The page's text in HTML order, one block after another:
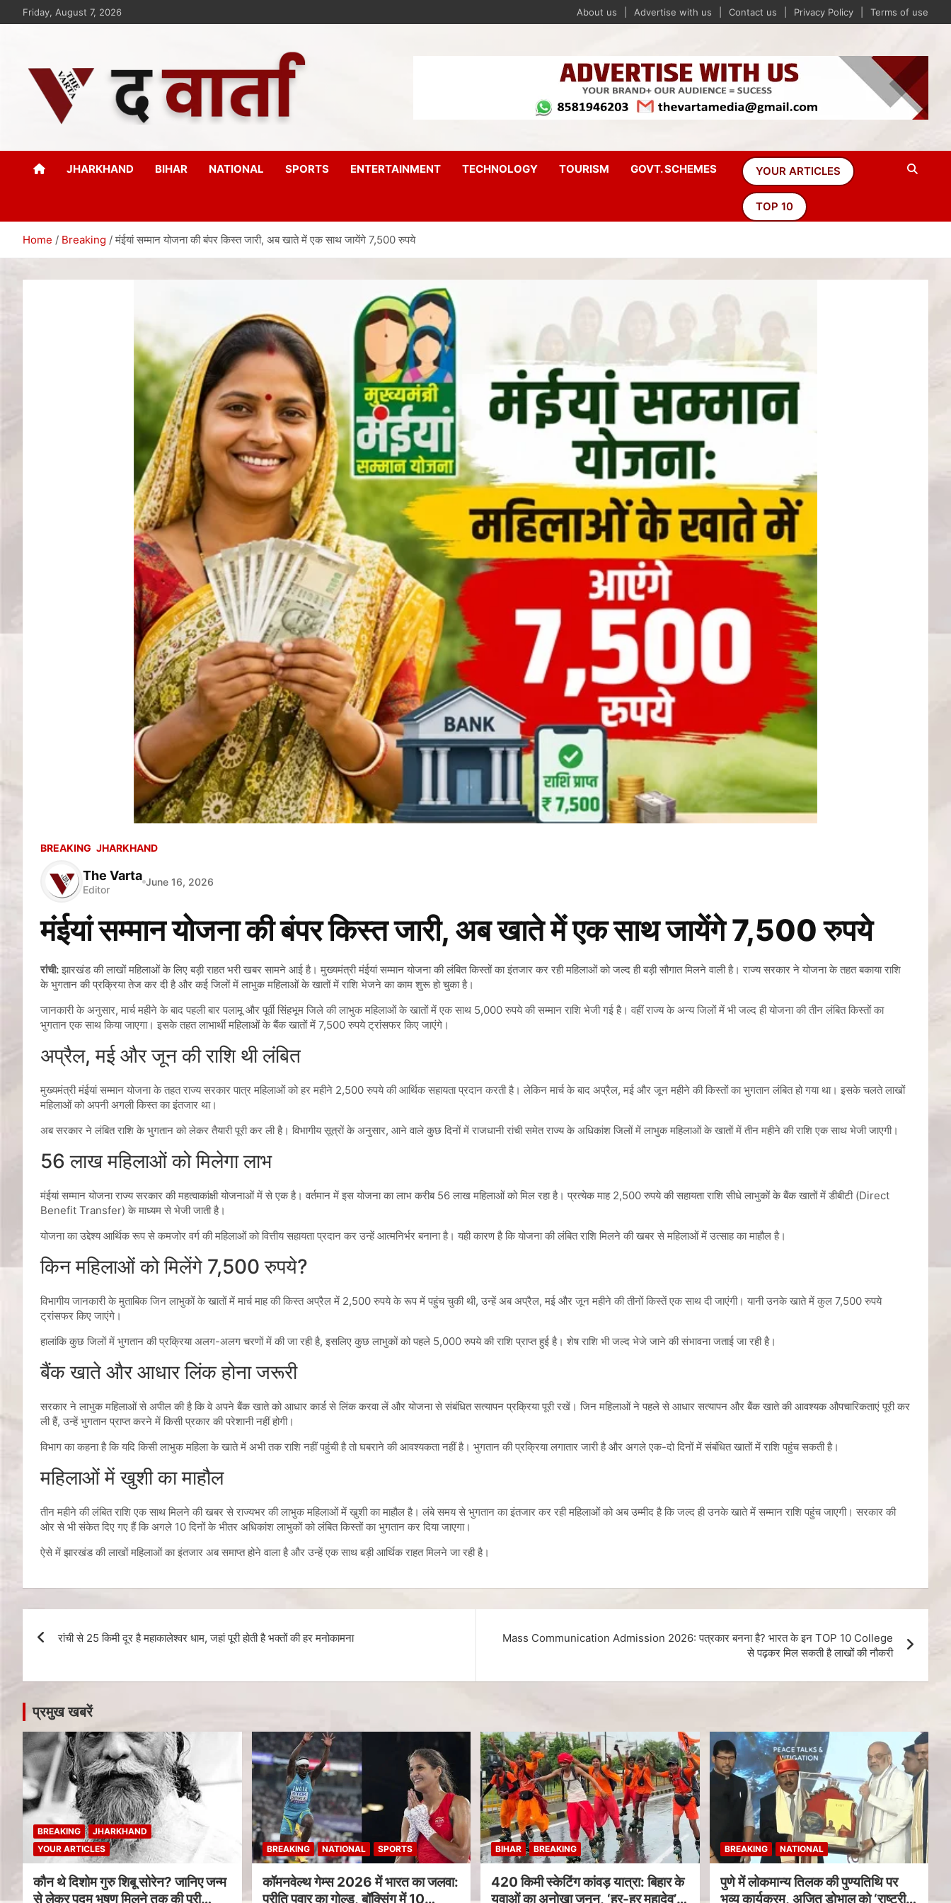
Friday, August 7, 2026 About us Advertise with us Contact us Privacy Policy Terms of use
The Varta
JHARKHAND BIHAR NATIONAL SPORTS ENTERTAINMENT TECHNOLOGY TOURISM GOVT. SCHEMES YOUR ARTICLES
TOP 10
Home Breaking मंईयां सम्मान योजना की बंपर किस्त जारी, अब खाते में एक साथ जायेंगे 7,500 रुपये
BREAKING JHARKHAND
The Varta
Editor
June 16, 2026
मंईयां सम्मान योजना की बंपर किस्त जारी, अब खाते में एक साथ जायेंगे 7,500 रुपये
रांची:झारखंड की लाखों महिलाओं के लिए बड़ी राहत भरी खबर सामने आई है। मुख्यमंत्री मंईयां सम्मान योजना की लंबित किस्तों का इंतजार कर रही महिलाओं को जल्द ही बड़ी सौगात मिलने वाली है। राज्य सरकार ने योजना के तहत बकाया राशि
के भुगतान की प्रक्रिया तेज कर दी है और कई जिलों में लाभुक महिलाओं के खातों में राशि भेजने का काम शुरू हो चुका है।
जानकारी के अनुसार, मार्च महीने के बाद पहली बार पलामू और पूर्वी सिंहभूम जिले की लाभुक महिलाओं के खातों में एक साथ 5,000 रुपये की सम्मान राशि भेजी गई है। वहीं राज्य के अन्य जिलों में भी जल्द ही योजना की तीन लंबित किस्तों का
भुगतान एक साथ किया जाएगा। इसके तहत लाभार्थी महिलाओं के बैंक खातों में 7,500 रुपये ट्रांसफर किए जाएंगे।
अप्रैल, मई और जून की राशि थी लंबित
मुख्यमंत्री मंईयां सम्मान योजना के तहत राज्य सरकार पात्र महिलाओं को हर महीने 2,500 रुपये की आर्थिक सहायता प्रदान करती है। लेकिन मार्च के बाद अप्रैल, मई और जून महीने की किस्तों का भुगतान लंबित हो गया था। इसके चलते लाखों
महिलाओं को अपनी अगली किस्त का इंतजार था।
अब सरकार ने लंबित राशि के भुगतान को लेकर तैयारी पूरी कर ली है। विभागीय सूत्रों के अनुसार, आने वाले कुछ दिनों में राजधानी रांची समेत राज्य के अधिकांश जिलों में लाभुक महिलाओं के खातों में तीन महीने की राशि एक साथ भेजी जाएगी।
56 लाख महिलाओं को मिलेगा लाभ
मंईयां सम्मान योजना राज्य सरकार की महत्वाकांक्षी योजनाओं में से एक है। वर्तमान में इस योजना का लाभ करीब 56 लाख महिलाओं को मिल रहा है। प्रत्येक माह 2,500 रुपये की सहायता राशि सीधे लाभुकों के बैंक खातों में डीबीटी (Direct
Benefit Transfer) के माध्यम से भेजी जाती है।
योजना का उद्देश्य आर्थिक रूप से कमजोर वर्ग की महिलाओं को वित्तीय सहायता प्रदान कर उन्हें आत्मनिर्भर बनाना है। यही कारण है कि योजना की लंबित राशि मिलने की खबर से महिलाओं में उत्साह का माहौल है।
किन महिलाओं को मिलेंगे 7,500 रुपये?
विभागीय जानकारी के मुताबिक जिन लाभुकों के खातों में मार्च माह की किस्त अप्रैल में 2,500 रुपये के रूप में पहुंच चुकी थी, उन्हें अब अप्रैल, मई और जून महीने की तीनों किस्तें एक साथ दी जाएंगी। यानी उनके खाते में कुल 7,500 रुपये
ट्रांसफर किए जाएंगे।
हालांकि कुछ जिलों में भुगतान की प्रक्रिया अलग-अलग चरणों में की जा रही है, इसलिए कुछ लाभुकों को पहले 5,000 रुपये की राशि प्राप्त हुई है। शेष राशि भी जल्द भेजे जाने की संभावना जताई जा रही है।
बैंक खाते और आधार लिंक होना जरूरी
सरकार ने लाभुक महिलाओं से अपील की है कि वे अपने बैंक खाते को आधार कार्ड से लिंक करवा लें और योजना से संबंधित सत्यापन प्रक्रिया पूरी रखें। जिन महिलाओं ने पहले से आधार सत्यापन और बैंक खाते की आवश्यक औपचारिकताएं पूरी कर
ली हैं, उन्हें भुगतान प्राप्त करने में किसी प्रकार की परेशानी नहीं होगी।
विभाग का कहना है कि यदि किसी लाभुक महिला के खाते में अभी तक राशि नहीं पहुंची है तो घबराने की आवश्यकता नहीं है। भुगतान की प्रक्रिया लगातार जारी है और अगले एक-दो दिनों में संबंधित खातों में राशि पहुंच सकती है।
महिलाओं में खुशी का माहौल
तीन महीने की लंबित राशि एक साथ मिलने की खबर से राज्यभर की लाभुक महिलाओं में खुशी का माहौल है। लंबे समय से भुगतान का इंतजार कर रही महिलाओं को अब उम्मीद है कि जल्द ही उनके खाते में सम्मान राशि पहुंच जाएगी। सरकार की
ओर से भी संकेत दिए गए हैं कि अगले 10 दिनों के भीतर अधिकांश लाभुकों को लंबित किस्तों का भुगतान कर दिया जाएगा।
ऐसे में झारखंड की लाखों महिलाओं का इंतजार अब समाप्त होने वाला है और उन्हें एक साथ बड़ी आर्थिक राहत मिलने जा रही है।
रांची से 25 किमी दूर है महाकालेश्वर धाम, जहां पूरी होती है भक्तों की हर मनोकामना
Mass Communication Admission 2026: पत्रकार बनना है? भारत के इन TOP 10 College
से पढ़कर मिल सकती है लाखों की नौकरी
प्रमुख खबरें
BREAKING
JHARKHAND
YOUR ARTICLES
कौन थे दिशोम गुरु शिबू सोरेन? जानिए जन्म
से लेकर पद्म भूषण मिलने तक की पूरी
BREAKING NATIONAL SPORTS
कॉमनवेल्थ गेम्स 2026 में भारत का जलवा:
प्रीति पवार का गोल्ड, बॉक्सिंग में 10
BIHAR BREAKING
420 किमी स्केटिंग कांवड़ यात्रा: बिहार के
युवाओं का अनोखा जुनून, ‘हर-हर महादेव’
BREAKING NATIONAL
पुणे में लोकमान्य तिलक की पुण्यतिथि पर
भव्य कार्यक्रम, अजित डोभाल को ‘राष्ट्रीय